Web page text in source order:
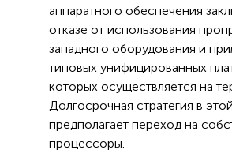
аппаратного обеспечения
отказе от использования
западного оборудования и
типовых унифицированных
которых осуществляется на
Долгосрочная стратегия в
предполагает переход на
процессоры.